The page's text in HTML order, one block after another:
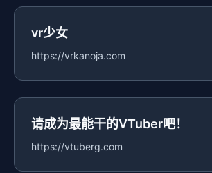
vr少女
https://vrkanoja.com
请成为最能干的VTuber吧！
https://vtuberg.com